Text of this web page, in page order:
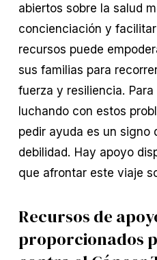
abiertos sobre la salud
concienciación y
recursos puede
sus familias para
fuerza y resiliencia.
luchando con estos
pedir ayuda es un signo
debilidad. Hay apoyo
que afrontar este viaje
Recursos de
proporcionados